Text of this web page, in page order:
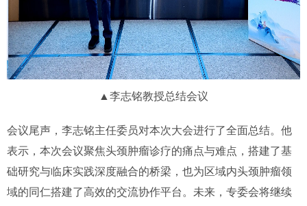
▲李志铭教授总结会议
会议尾声，李志铭主任委员对本次大会进行了全面总结。他
表示，本次会议聚焦头颈肿瘤诊疗的痛点与难点，搭建了基
础研究与临床实践深度融合的桥梁，也为区域内头颈肿瘤领
域的同仁搭建了高效的交流协作平台。未来，专委会将继续